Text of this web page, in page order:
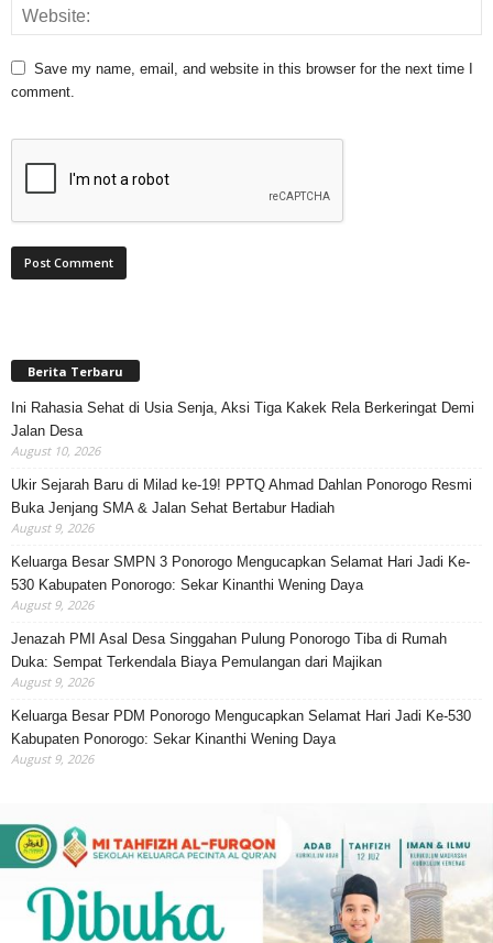
Save my name, email, and website in this browser for the next time I
comment.
Berita Terbaru
Ini Rahasia Sehat di Usia Senja, Aksi Tiga Kakek Rela Berkeringat Demi
Jalan Desa
August 10, 2026
Ukir Sejarah Baru di Milad ke-19! PPTQ Ahmad Dahlan Ponorogo Resmi
Buka Jenjang SMA & Jalan Sehat Bertabur Hadiah
August 9, 2026
Keluarga Besar SMPN 3 Ponorogo Mengucapkan Selamat Hari Jadi Ke-
530 Kabupaten Ponorogo: Sekar Kinanthi Wening Daya
August 9, 2026
Jenazah PMI Asal Desa Singgahan Pulung Ponorogo Tiba di Rumah
Duka: Sempat Terkendala Biaya Pemulangan dari Majikan
August 9, 2026
Keluarga Besar PDM Ponorogo Mengucapkan Selamat Hari Jadi Ke-530
Kabupaten Ponorogo: Sekar Kinanthi Wening Daya
August 9, 2026